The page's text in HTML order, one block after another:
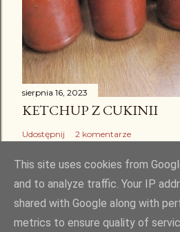
sierpnia 16, 2023
KETCHUP Z CUKINII
Udostępnij 2 komentarze
Obsługiwane przez
This site uses cookies from
and to analyze traffic. Your IP
shared with Google along with
metrics to ensure quality of